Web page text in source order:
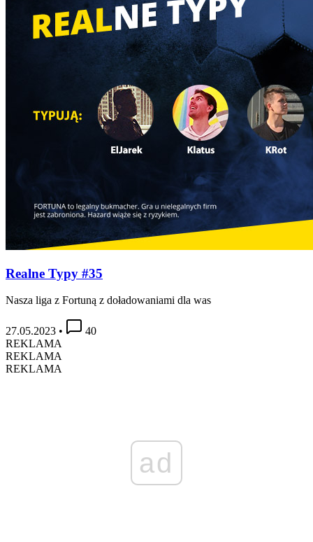
Realne Typy #35
Nasza liga z Fortuną z doładowaniami dla was
27.05.2023 •
40
REKLAMA
REKLAMA
REKLAMA
ad